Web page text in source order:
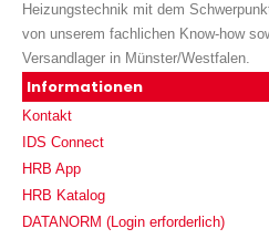
Heizungstechnik mit dem
von unserem fachlichen Know-how
Versandlager in Münster/Westfalen.
Informationen
Kontakt
IDS Connect
HRB App
HRB Katalog
DATANORM (Login erforderlich)